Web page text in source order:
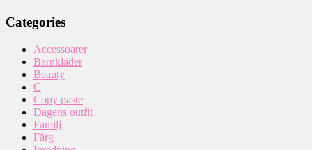
Categories
Accessoarer
Barnkläder
Beauty
C
Copy paste
Dagens outfit
Familj
Färg